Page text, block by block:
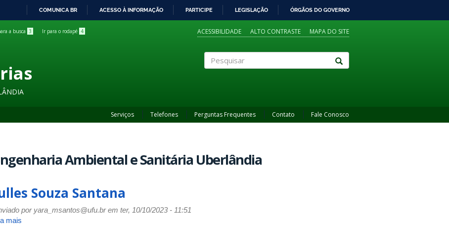
COMUNICA BR ACESSO À INFORMAÇÃO PARTICIPE LEGISLAÇÃO ÓRGÃOS DO GOVERNO
a busca 3 Ir para o rodapé 4 ACESSIBILIDADE ALTO CONTRASTE MAPA DO SITE
Serviços Telefones Perguntas Frequentes Contato Fale Conosco
Ambiental e Sanitária Uberlândia
Souza Santana
por yara_msantos@ufu.brem ter, 10/10/2023 - 11:51
mais